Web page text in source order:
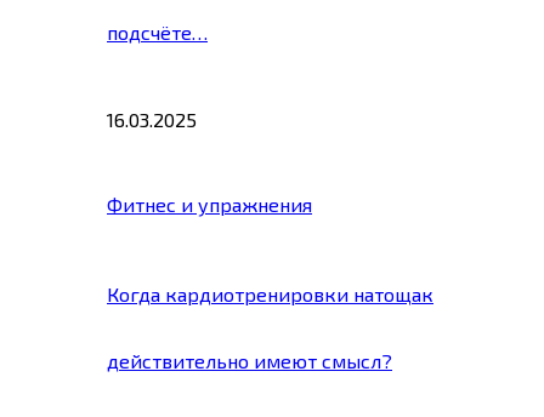
подсчёте…
16.03.2025
Фитнес и упражнения
Когда кардиотренировки натощак
действительно имеют смысл?